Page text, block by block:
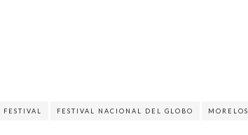
FESTIVAL FESTIVAL NACIONAL DEL GLOBO MORELOS